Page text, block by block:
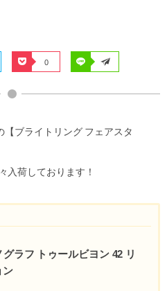
0
ブライトリング フェアスタ
入荷しております！
ラフ トゥールビヨン 42 リ
ン